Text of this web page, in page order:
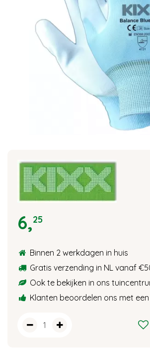
6,25
Binnen 2 werkdagen in huis
Gratis verzending in NL vanaf
Ook te bekijken in ons
Klanten beoordelen ons met een